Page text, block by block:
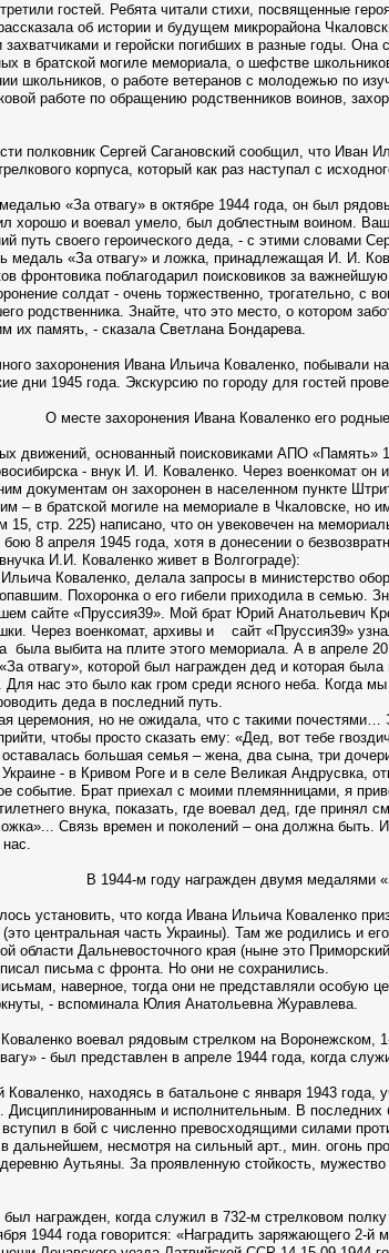
гостей. Ребята читали стихи, посвященные
об истории и будущем микрорайона
и геройски погибших в разные годы.
в братской могиле мемориала, о шефстве
школьников, о работе ветеранов с молодежью по
работе по обращению родственников воинов,
полковник Сергей Сагановский сообщил, что Иван
корпуса, который как раз наступал с
«За отвагу» в октябре 1944 года, он был
хорошо и воевал умело, был доблестным воином.
путь своего героического деда, - с этими словами
медаль «За отвагу» и ложка, принадлежащая И. И.
фронтовика поблагодарил поисковиков за
солдат - очень торжественно, трогательно,
родственника. Знайте, что это место, о котором
их память, - сказала Светлана Бондарева.
захоронения Ивана Ильича Коваленко,
дни 1945 года. Экскурсию по городу для гостей
О месте захоронения Ивана Коваленко его
движений, основанный поисковиками АПО «Память»
- внук И. И. Коваленко. Через военкомат
документам он захоронен в населенном пункте
– в братской могиле на мемориале в Чкаловске, но
15, стр. 225) написано, что он увековечен на
8 апреля 1945 года, хотя в донесении о
И.И. Коваленко живет в Волгограде):
Коваленко, делала запросы в министерство
Похоронка о его гибели приходила в семью.
сайте «Пруссия39». Мой брат Юрий Анатольевич
Через военкомат, архивы и сайт «Пруссия39»
была выбита на плите этого мемориала. А в апреле
отвагу», которой был награжден дед и которая
нас это было как гром среди ясного неба. Когда
деда в последний путь.
церемония, но не ожидала, что с такими
чтобы просто сказать ему: «Дед, вот тебе
большая семья – жена, два сына, три
- в Кривом Роге и в селе Великая Андрусвка,
событие. Брат приехал с моими племянницами, я
внука, показать, где воевал дед, где принял
Связь времен и поколений – она должна
В 1944-м году награжден двумя медалями
установить, что когда Ивана Ильича Коваленко
(это центральная часть Украины). Там же родились и
области Дальневосточного края (ныне это
письма с фронта. Но они не сохранились.
наверное, тогда они не представляли особую
- вспоминала Юлия Анатольевна Журавлева.
воевал рядовым стрелком на
- был представлен в апреле 1944 года, когда
находясь в батальоне с января 1943 года,
и исполнительным. В последних
в бой с численно превосходящими силами
дальнейшем, несмотря на сильный арт., мин. огонь
Аутьяны. За проявленную стойкость,
награжден, когда служил в 732-м стрелковом
1944 года говорится: «Наградить заряжающего 2-